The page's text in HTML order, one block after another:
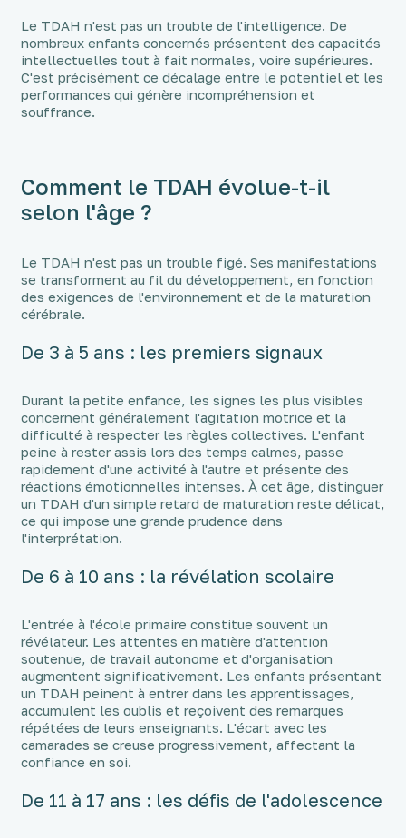
Le TDAH n'est pas un trouble de l'intelligence. De
nombreux enfants concernés présentent des capacités
intellectuelles tout à fait normales, voire supérieures.
C'est précisément ce décalage entre le potentiel et les
performances qui génère incompréhension et
souffrance.
Comment le TDAH évolue-t-il
selon l'âge ?
Le TDAH n'est pas un trouble figé. Ses manifestations
se transforment au fil du développement, en fonction
des exigences de l'environnement et de la maturation
cérébrale.
De 3 à 5 ans : les premiers signaux
Durant la petite enfance, les signes les plus visibles
concernent généralement l'agitation motrice et la
difficulté à respecter les règles collectives. L'enfant
peine à rester assis lors des temps calmes, passe
rapidement d'une activité à l'autre et présente des
réactions émotionnelles intenses. À cet âge, distinguer
un TDAH d'un simple retard de maturation reste délicat,
ce qui impose une grande prudence dans
l'interprétation.
De 6 à 10 ans : la révélation scolaire
L'entrée à l'école primaire constitue souvent un
révélateur. Les attentes en matière d'attention
soutenue, de travail autonome et d'organisation
augmentent significativement. Les enfants présentant
un TDAH peinent à entrer dans les apprentissages,
accumulent les oublis et reçoivent des remarques
répétées de leurs enseignants. L'écart avec les
camarades se creuse progressivement, affectant la
confiance en soi.
De 11 à 17 ans : les défis de l'adolescence